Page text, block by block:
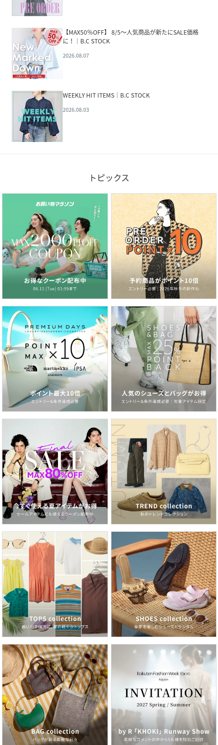
【MAX50％OFF】 8/5～人気商品が新たにSALE価格
に！｜B.C STOCK
2026.08.07
WEEKLY HIT ITEMS｜B.C STOCK
2026.08.03
トピックス